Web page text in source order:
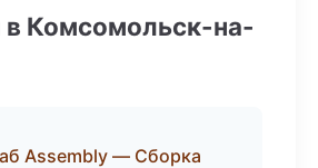
в Комсомольск-на-
Assembly — Сборка